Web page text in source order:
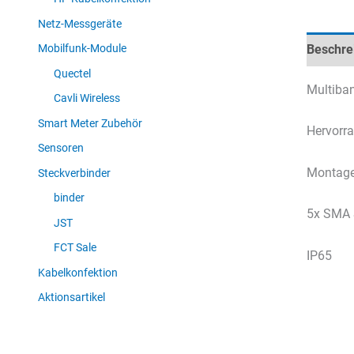
Netz-Messgeräte
Mobilfunk-Module
Quectel
Cavli Wireless
Smart Meter Zubehör
Sensoren
Steckverbinder
binder
JST
FCT Sale
Kabelkonfektion
Aktionsartikel
5x SMA
IP65